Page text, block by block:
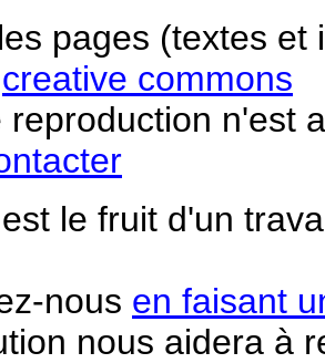
pages (textes
creative commons
reproduction n'est
le fruit d'un
nous en faisant
nous aidera à